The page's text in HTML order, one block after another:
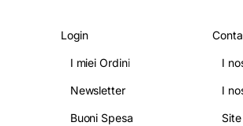
Login
I miei Ordini
Newsletter
Buoni Spesa
I
I